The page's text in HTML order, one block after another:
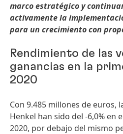
marco estratégico y
activamente la
para un crecimiento con
Rendimiento de las
ganancias en la
2020
Con 9.485 millones de euros,
Henkel han sido del -6,0% en
2020, por debajo del mismo